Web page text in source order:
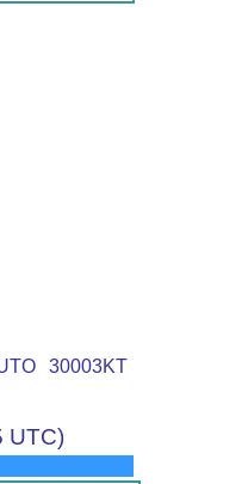
30003KT
UTC)